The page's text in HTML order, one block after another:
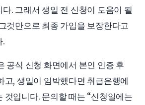
. 그래서 생일 전 신청이 도움이 될
것만으로 최종 가입을 보장한다고
.
공식 신청 화면에서 본인 인증 후
고, 생일이 임박했다면 취급은행에
것입니다. 문의할 때는 “신청일에는